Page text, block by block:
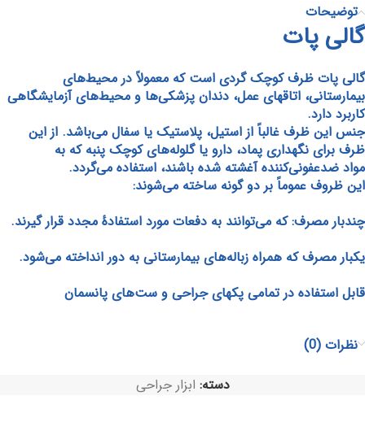
توضیحات
گالی پات
گالی پات ظرف کوچک گردی است که معمولاً در محیط‌های
بیمارستانی، اتاقهای عمل، دندان پزشکی‌ها و محیط‌های آزمایشگاهی
کاربرد دارد.
جنس این ظرف غالباً از استیل، پلاستیک یا سفال می‌باشد. از این
ظرف برای نگهداری پماد، دارو یا گلوله‌های کوچک پنبه که به
مواد ضدعفونی‌کننده آغشته شده باشند، استفاده می‌گردد.
این ظروف عموماً بر دو گونه ساخته می‌شوند:
چندبار مصرف: که می‌توانند به دفعات مورد استفادهٔ مجدد قرار گیرند.
یکبار مصرف که همراه زباله‌های بیمارستانی به دور انداخته می‌شود.
قابل استفاده در تمامی پکهای جراحی و ست‌های پانسمان
نظرات (0)
دسته: ابزار جراحی